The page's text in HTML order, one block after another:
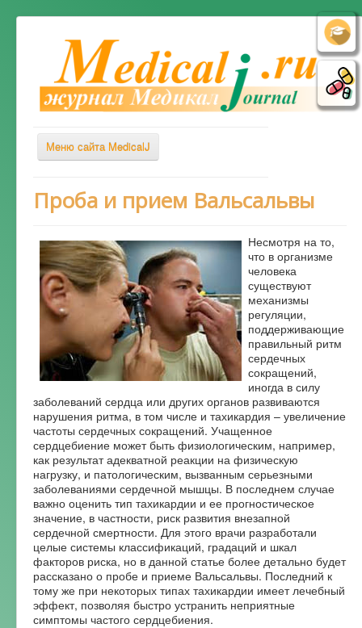
Меню сайта MedicalJ
Весь Медикал
Симптомы
Заболевания
Диагностика
Лечение
Советы врача
Альтернативная медицина
Форум
Проба и прием Вальсальвы
Несмотря на то,
что в организме
человека
существуют
механизмы
регуляции,
поддерживающие
правильный ритм
сердечных
сокращений,
иногда в силу
заболеваний сердца или других органов развиваются
нарушения ритма, в том числе и тахикардия – увеличение
частоты сердечных сокращений. Учащенное
сердцебиение может быть физиологическим, например,
как результат адекватной реакции на физическую
нагрузку, и патологическим, вызванным серьезными
заболеваниями сердечной мышцы. В последнем случае
важно оценить тип тахикардии и ее прогностическое
значение, в частности, риск развития внезапной
сердечной смертности. Для этого врачи разработали
целые системы классификаций, градаций и шкал
факторов риска, но в данной статье более детально будет
рассказано о пробе и приеме Вальсальвы. Последний к
тому же при некоторых типах тахикардии имеет лечебный
эффект, позволяя быстро устранить неприятные
симптомы частого сердцебиения.